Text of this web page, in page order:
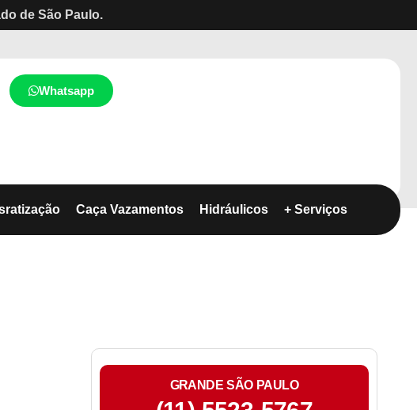
de São Paulo.
Whatsapp
Caça Vazamentos Hidráulicos + Serviços
GRANDE SÃO PAULO